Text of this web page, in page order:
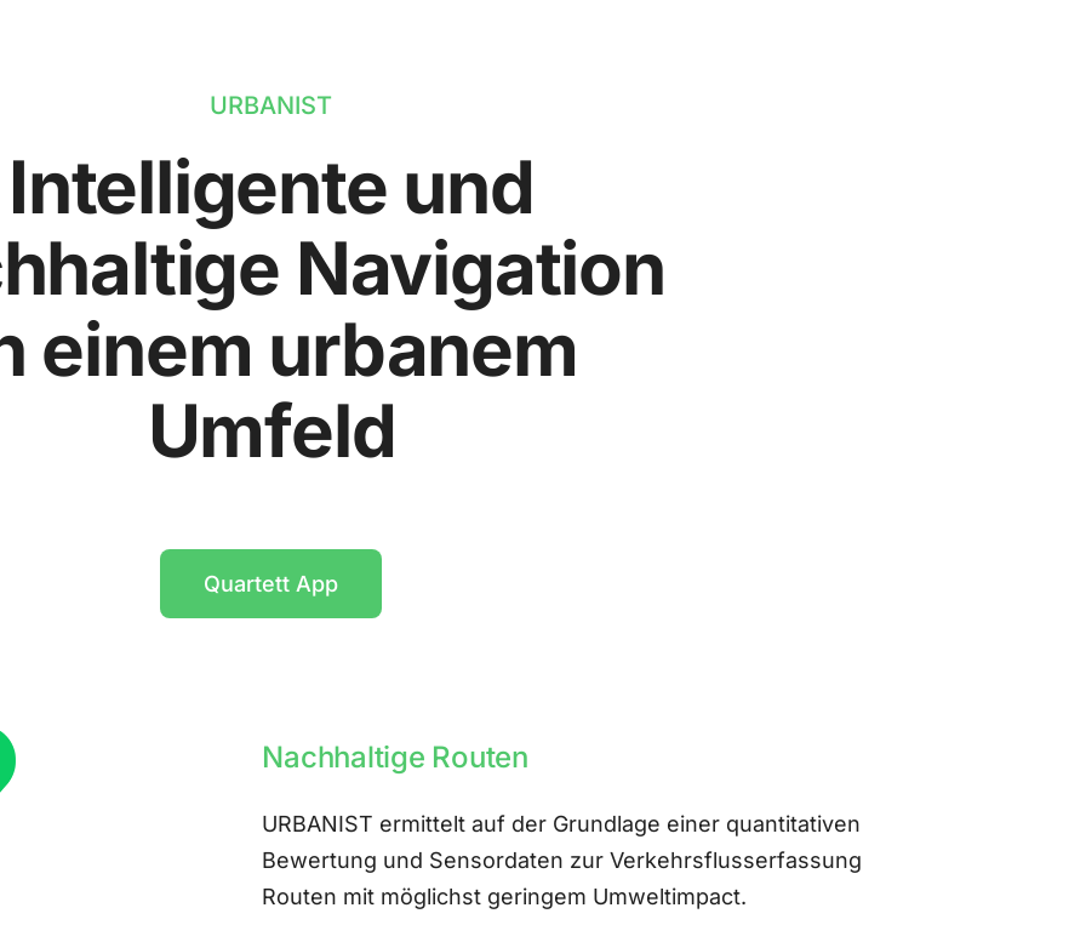
URBANIST
Intelligente und
Navigation
einem urbanem
Umfeld
Quartett App
Nachhaltige Routen
URBANIST ermittelt auf der Grundlage einer quantitativen
Bewertung und Sensordaten zur Verkehrsflusserfassung
Routen mit möglichst geringem Umweltimpact.